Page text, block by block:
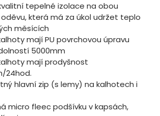
tepelné izolace na obou
která má za úkol udržet teplo
měsících
mají PU povrchovou úpravu
5000mm
mají prodyšnost
24hod.
hlavní zip (s lemy) na kalhotech i
micro fleec podšívku v kapsách,